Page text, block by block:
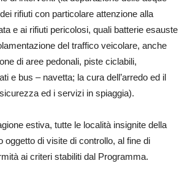
rifiuti con particolare attenzione alla
e ai rifiuti pericolosi, quali batterie esauste
del traffico veicolare, anche
di aree pedonali, piste ciclabili,
e bus – navetta; la cura dell’arredo ed il
ed i servizi in spiaggia).
estiva, tutte le località insignite della
oggetto di visite di controllo, al fine di
ai criteri stabiliti dal Programma.